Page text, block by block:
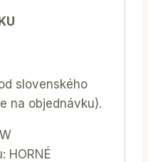
slovenského
na objednávku).
HORNÉ